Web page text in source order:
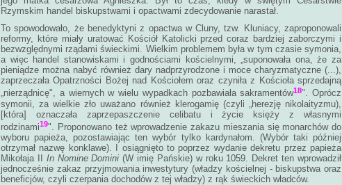
Rzymskim handel biskupstwami i opactwami zdecydowanie narastał.
To spowodowało, że benedyktyni z opactwa w Cluny, tzw. Kluniacy, zaproponowali
reformy, które miały uratować Kościół Katolicki przed coraz bardziej zaborczymi i
bezwzględnymi rządami świeckimi. Wielkim problemem była w tym czasie symonia,
a więc handel stanowiskami i godnościami kościelnymi, „suponowała ona, że za
pieniądze można nabyć również dary nadprzyrodzone i moce charyzmatyczne (...),
zaprzeczała Opatrzności Bożej nad Kościołem oraz czyniła z Kościoła sprzedajną
„nierządnicę", a wiernych w wielu wypadkach pozbawiała sakramentów18". Oprócz
symonii, za wielkie zło uważano również klerogamię (czyli „herezję nikolaityzmu),
[która] oznaczała zaprzepaszczenie celibatu i życie księży z własnymi
rodzinami19". Proponowano też wprowadzenie zakazu mieszania się monarchów do
wyboru papieża, pozostawiając ten wybór tylko kardynałom. (Wybór taki później
otrzymał nazwę konklawe). I osiągnięto to poprzez wydanie dekretu przez papieża
Mikołaja II In Nomine Domini (W imię Pańskie) w roku 1059. Dekret ten wprowadził
jednocześnie zakaz przyjmowania inwestytury (władzy kościelnej - biskupstwa oraz
beneficjów, czyli czerpania dochodów z tej władzy) z rąk świeckich władców.